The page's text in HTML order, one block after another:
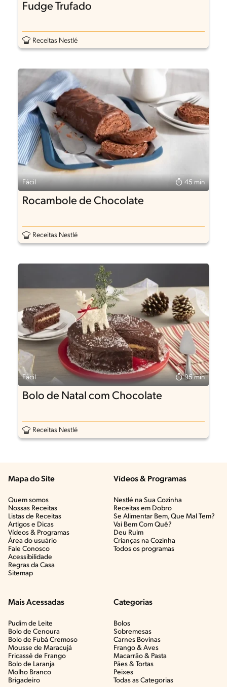
Fudge Trufado
Receitas Nestlé
Fácil 45 min
Rocambole de Chocolate
Receitas Nestlé
Fácil 95 min
Bolo de Natal com Chocolate
Receitas Nestlé
Mapa do Site
Quem somos
Nossas Receitas
Listas de Receitas​
Artigos e Dicas​
Vídeos & Programas​
Área do usuário
Fale Conosco
Acessibilidade
Regras da Casa
Sitemap
Vídeos & Programas​
Nestlé na Sua Cozinha
Receitas em Dobro
Se Alimentar Bem, Que Mal Tem?​
Vai Bem Com Quê?​
Deu Ruim​
Crianças na Cozinha​
Todos os programas
Mais Acessadas
Pudim de Leite
Bolo de Cenoura
Bolo de Fubá Cremoso
Mousse de Maracujá
Fricassê de Frango
Bolo de Laranja
Molho Branco
Brigadeiro
Categorias
Bolos
Sobremesas
Carnes Bovinas​
Frango & Aves​
Macarrão & Pasta​
Pães & Tortas​
Peixes
Todas as Categorias